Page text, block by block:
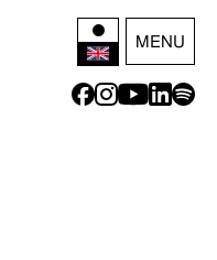
MENU